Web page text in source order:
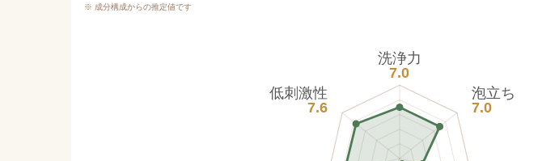
※ 成分構成からの推定値です
洗浄力
7.0
泡立ち
7.0
低刺激性
7.6